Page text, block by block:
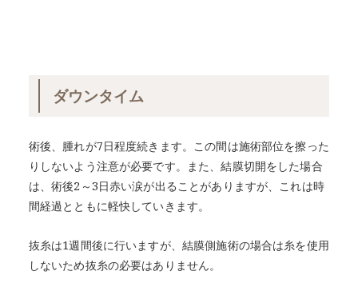
ダウンタイム
術後、腫れが7日程度続きます。この間は施術部位を擦った
りしないよう注意が必要です。また、結膜切開をした場合
は、術後2～3日赤い涙が出ることがありますが、これは時
間経過とともに軽快していきます。
抜糸は1週間後に行いますが、結膜側施術の場合は糸を使用
しないため抜糸の必要はありません。